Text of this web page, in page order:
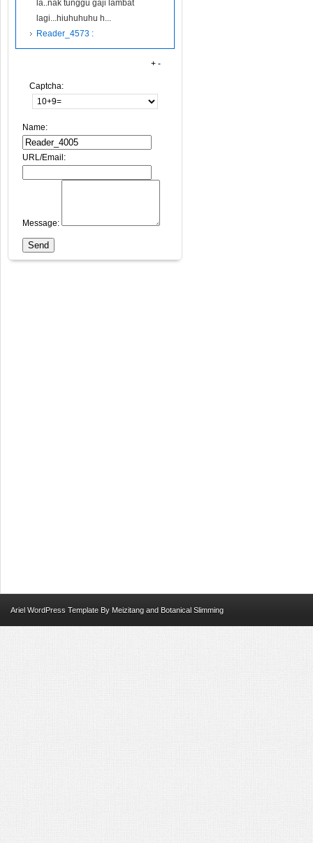
la..nak tunggu gaji lambat
lagi...hiuhuhuhu h...
Reader_4573 :
+ -
Captcha:
Name:
URL/Email:
Message:
Ariel WordPress Template By Meizitang and Botanical Slimming